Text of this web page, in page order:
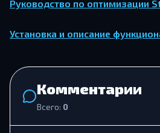
Руководство по оптимизации
Установка и описание
Комментарии
Всего: 0